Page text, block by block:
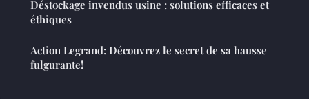
Déstockage invendus usine : solutions efficaces et
éthiques
Action Legrand: Découvrez le secret de sa hausse
fulgurante!